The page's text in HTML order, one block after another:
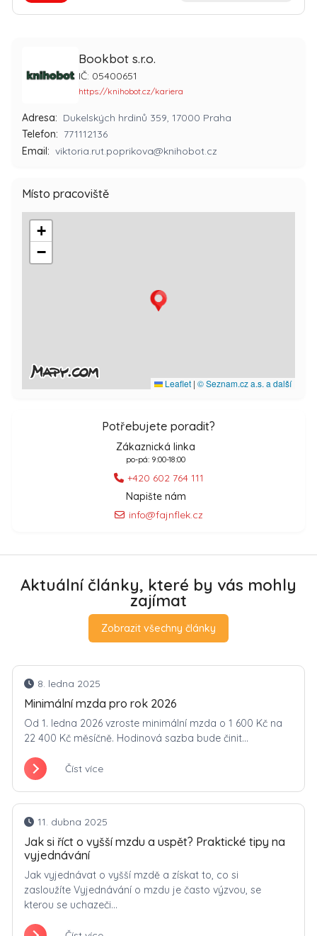
Bookbot s.r.o.
IČ: 05400651
https://knihobot.cz/kariera
Adresa: Dukelských hrdinů 359, 17000 Praha
Telefon: 771112136
Email: viktoria.rut.poprikova@knihobot.cz
Místo pracoviště
+
−
Leaflet | © Seznam.cz a.s. a další
Potřebujete poradit?
Zákaznická linka
po-pá: 9:00-18:00
+420 602 764 111
Napište nám
info@fajnflek.cz
Aktuální články, které by vás mohly
zajímat
Zobrazit všechny články
8. ledna 2025
Minimální mzda pro rok 2026
Od 1. ledna 2026 vzroste minimální mzda o 1 600 Kč na
22 400 Kč měsíčně. Hodinová sazba bude činit...
Číst více
11. dubna 2025
Jak si říct o vyšší mzdu a uspět? Praktické tipy na
vyjednávání
Jak vyjednávat o vyšší mzdě a získat to, co si
zasloužíte Vyjednávání o mzdu je často výzvou, se
kterou se uchazeči...